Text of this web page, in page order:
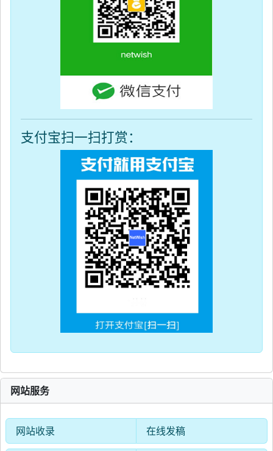
支付宝扫一扫打赏：
网站服务
网站收录 在线发稿